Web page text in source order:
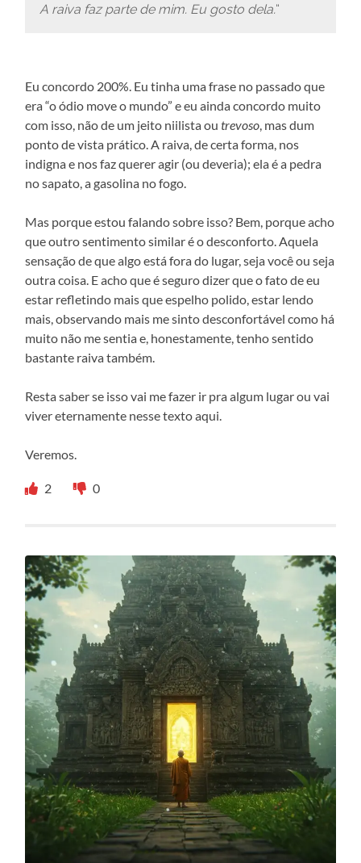
A raiva faz parte de mim. Eu gosto dela.“
Eu concordo 200%. Eu tinha uma frase no passado que
era “o ódio move o mundo” e eu ainda concordo muito
com isso, não de um jeito niilista outrevoso, mas dum
ponto de vista prático. A raiva, de certa forma, nos
indigna e nos faz querer agir (ou deveria); ela é a pedra
no sapato, a gasolina no fogo.
Mas porque estou falando sobre isso? Bem, porque acho
que outro sentimento similar é o desconforto. Aquela
sensação de que algo está fora do lugar, seja você ou seja
outra coisa. E acho que é seguro dizer que o fato de eu
estar refletindo mais que espelho polido, estar lendo
mais, observando mais me sinto desconfortável como há
muito não me sentia e, honestamente, tenho sentido
bastante raiva também.
Resta saber se isso vai me fazer ir pra algum lugar ou vai
viver eternamente nesse texto aqui.
Veremos.
2 0